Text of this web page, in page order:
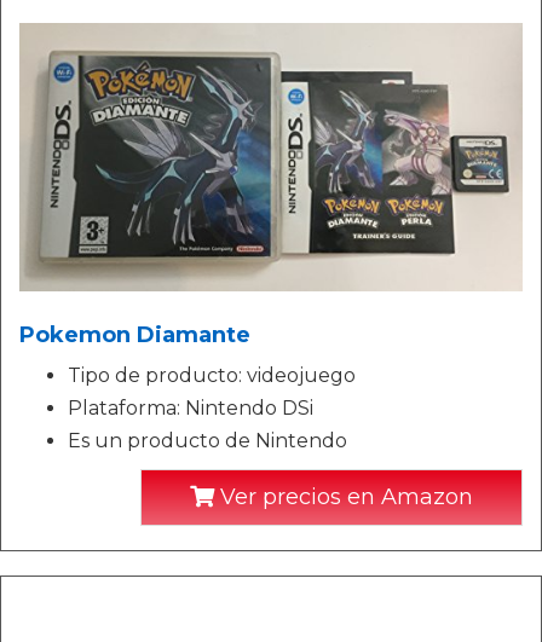
Pokemon Diamante
Tipo de producto: videojuego
Plataforma: Nintendo DSi
Es un producto de Nintendo
Ver precios en Amazon